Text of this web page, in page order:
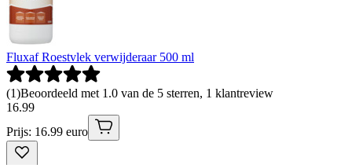
Fluxaf Roestvlek verwijderaar 500 ml
(1)Beoordeeld met 1.0 van de 5 sterren, 1 klantreview
16.99
Prijs: 16.99 euro